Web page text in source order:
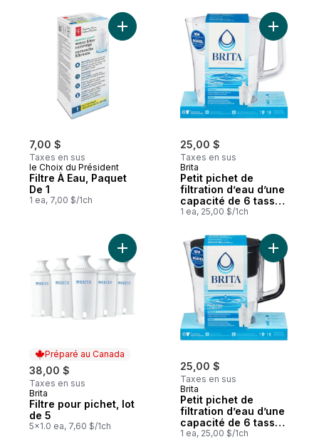
7,00 $
Taxes en sus
le Choix du Président
Filtre À Eau, Paquet
De 1
1 ea, 7,00 $/1ch
Ajouter Filtre À Eau, Paquet De 1 au panier
25,00 $
Taxes en sus
Brita
Petit pichet de
filtration d’eau d’une
capacité de 6 tasses
avec 1 filtre
modèle Denali blanc
1 ea, 25,00 $/1ch
Préparé au Canada
38,00 $
Taxes en sus
Préparé au Canada
Brita
Filtre pour pichet, lot
de 5
5x1.0 ea, 7,60 $/1ch
Ajouter Filtre pour pichet, lot de 5 au
25,00 $
Taxes en sus
Brita
Petit pichet de
filtration d’eau d’une
capacité de 6 tasses
avec 1 filtre
1 ea, 25,00 $/1ch
Ajouter